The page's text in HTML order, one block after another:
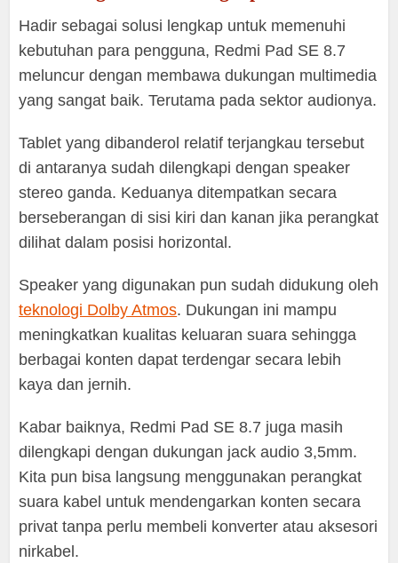
Hadir sebagai solusi lengkap untuk memenuhi
kebutuhan para pengguna, Redmi Pad SE 8.7
meluncur dengan membawa dukungan multimedia
yang sangat baik. Terutama pada sektor audionya.
Tablet yang dibanderol relatif terjangkau tersebut
di antaranya sudah dilengkapi dengan speaker
stereo ganda. Keduanya ditempatkan secara
berseberangan di sisi kiri dan kanan jika perangkat
dilihat dalam posisi horizontal.
Speaker yang digunakan pun sudah didukung oleh
teknologi Dolby Atmos. Dukungan ini mampu
meningkatkan kualitas keluaran suara sehingga
berbagai konten dapat terdengar secara lebih
kaya dan jernih.
Kabar baiknya, Redmi Pad SE 8.7 juga masih
dilengkapi dengan dukungan jack audio 3,5mm.
Kita pun bisa langsung menggunakan perangkat
suara kabel untuk mendengarkan konten secara
privat tanpa perlu membeli konverter atau aksesori
nirkabel.